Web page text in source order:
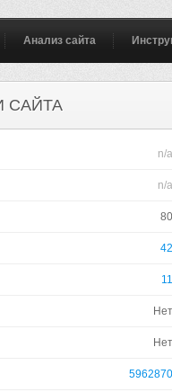
Анализ сайта
САЙТА
n/a
n/a
80
42
11
Нет
Нет
5962870